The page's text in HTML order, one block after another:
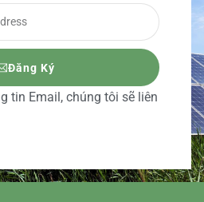
Đăng Ký
tin Email, chúng tôi sẽ liên